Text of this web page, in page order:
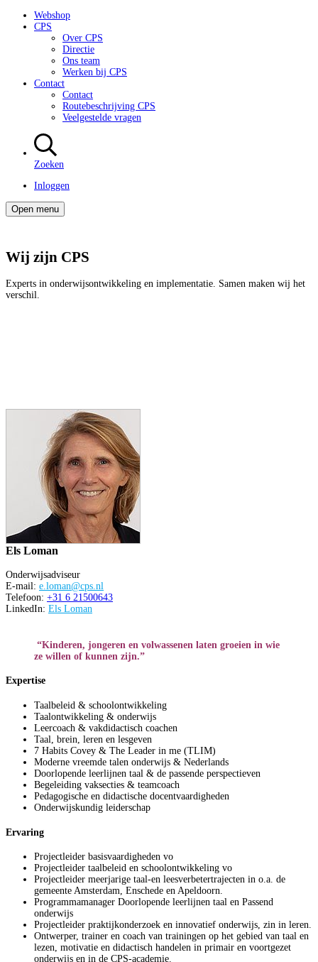
Webshop
CPS
Over CPS
Directie
Ons team
Werken bij CPS
Contact
Contact
Routebeschrijving CPS
Veelgestelde vragen
Zoeken
Inloggen
Open menu
Wij zijn CPS
Experts in onderwijsontwikkeling en implementatie. Samen maken wij het
verschil.
Els Loman
Onderwijsadviseur
E-mail: e.loman@cps.nl
Telefoon: +31 6 21500643
LinkedIn: Els Loman
“Kinderen, jongeren en volwassenen laten groeien in wie
ze willen of kunnen zijn.”
Expertise
Taalbeleid & schoolontwikkeling
Taalontwikkeling & onderwijs
Leercoach & vakdidactisch coachen
Taal, brein, leren en lesgeven
7 Habits Covey & The Leader in me (TLIM)
Moderne vreemde talen onderwijs & Nederlands
Doorlopende leerlijnen taal & de passende perspectieven
Begeleiding vaksecties & teamcoach
Pedagogische en didactische docentvaardigheden
Onderwijskundig leiderschap
Ervaring
Projectleider basisvaardigheden vo
Projectleider taalbeleid en schoolontwikkeling vo
Projectleider meerjarige taal-en leesverbetertrajecten in o.a. de
gemeente Amsterdam, Enschede en Apeldoorn.
Programmamanager Doorlopende leerlijnen taal en Passend
onderwijs
Projectleider praktijkonderzoek en innovatief onderwijs, zin in leren.
Ontwerper, trainer en coach van trainingen op het gebied van taal en
lezen, motivatie en didactisch handelen in primair en voortgezet
onderwijs en in de CPS-academie.